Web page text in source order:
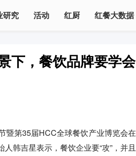
研究 活动 红厨 红餐大数据
下，餐饮品牌要学会
暨第35届HCC全球餐饮产业博览会在
韩吉星表示，餐饮企业要“攻”，并且